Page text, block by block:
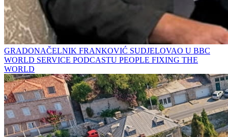
GRADONAČELNIK FRANKOVIĆ SUDJELOVAO U BBC
WORLD SERVICE PODCASTU PEOPLE FIXING THE
WORLD